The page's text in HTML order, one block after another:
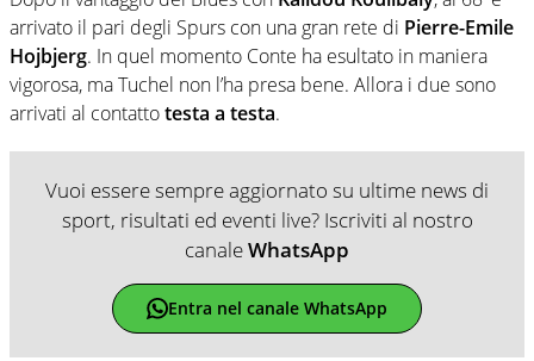
arrivato il pari degli Spurs con una gran rete di Pierre-Emile
Hojbjerg. In quel momento Conte ha esultato in maniera
vigorosa, ma Tuchel non l’ha presa bene. Allora i due sono
arrivati al contattotesta a testa.
Vuoi essere sempre aggiornato su ultime news di
sport, risultati ed eventi live? Iscriviti al nostro
canaleWhatsApp
Entra nel canale WhatsApp